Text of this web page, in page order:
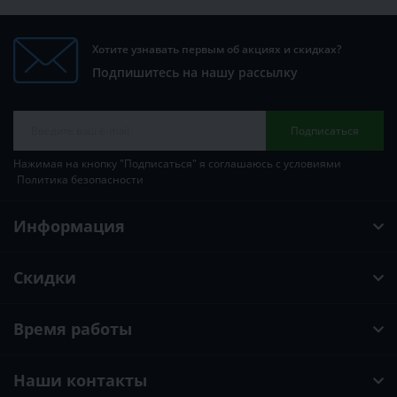
Хотите узнавать первым об акциях и скидках?
Подпишитесь на нашу рассылку
Подписаться
Нажимая на кнопку "Подписаться" я соглашаюсь с условиями
Политика безопасности
Информация
Скидки
Время работы
Наши контакты